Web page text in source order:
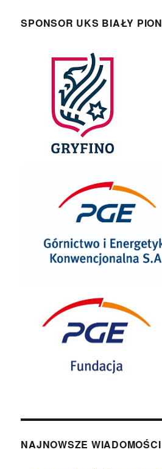
SPONSOR UKS BIAŁY PION
NAJNOWSZE WIADOMOŚCI